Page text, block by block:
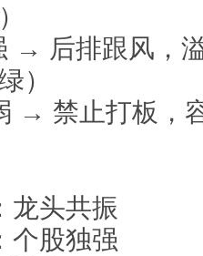
→ 后排跟风，
）
→ 禁止打板，
龙头共振
个股独强